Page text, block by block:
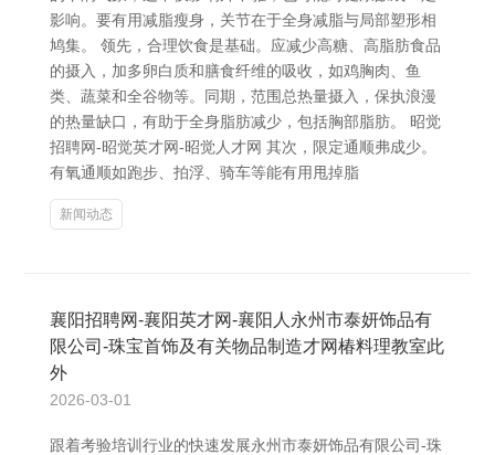
影响。要有用减脂瘦身，关节在于全身减脂与局部塑形相
鸠集。 领先，合理饮食是基础。应减少高糖、高脂肪食品
的摄入，加多卵白质和膳食纤维的吸收，如鸡胸肉、鱼
类、蔬菜和全谷物等。同期，范围总热量摄入，保执浪漫
的热量缺口，有助于全身脂肪减少，包括胸部脂肪。 昭觉
招聘网-昭觉英才网-昭觉人才网 其次，限定通顺弗成少。
有氧通顺如跑步、拍浮、骑车等能有用甩掉脂
新闻动态
襄阳招聘网-襄阳英才网-襄阳人永州市泰妍饰品有
限公司-珠宝首饰及有关物品制造才网椿料理教室此
外
2026-03-01
跟着考验培训行业的快速发展永州市泰妍饰品有限公司-珠